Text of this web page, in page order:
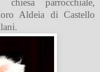
parrocchiale,
Aldeia di Castello